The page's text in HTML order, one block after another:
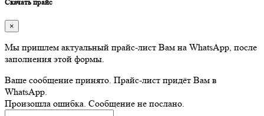
Скачать прайс
×
Мы пришлем актуальный прайс-лист Вам на WhatsApp, после
заполнения этой формы.
Ваше сообщение принято. Прайс-лист придёт Вам в
WhatsApp.
Произошла ошибка. Сообщение не послано.